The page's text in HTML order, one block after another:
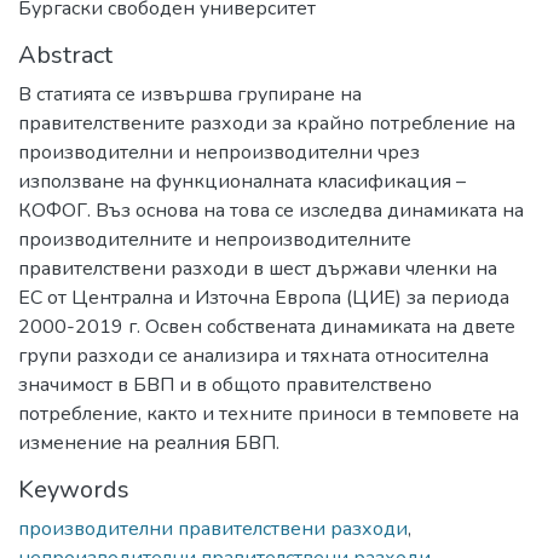
Бургаски свободен университет
Abstract
В статията се извършва групиране на
правителствените разходи за крайно потребление на
производителни и непроизводителни чрез
използване на функционалната класификация –
КОФОГ. Въз основа на това се изследва динамиката на
производителните и непроизводителните
правителствени разходи в шест държави членки на
ЕС от Централна и Източна Европа (ЦИЕ) за периода
2000-2019 г. Освен собствената динамиката на двете
групи разходи се анализира и тяхната относителна
значимост в БВП и в общото правителствено
потребление, както и техните приноси в темповете на
изменение на реалния БВП.
Keywords
производителни правителствени разходи,